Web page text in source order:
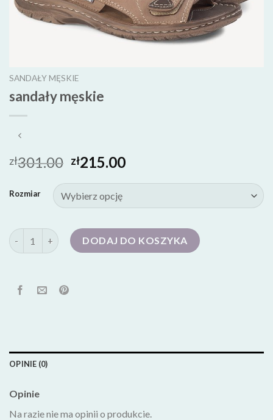
SANDAŁY MĘSKIE
sandały męskie
zł301.00 zł215.00
Rozmiar
ilość sandały męskieDODAJ DO KOSZYKA
OPINIE (0)
Opinie
Na razie nie ma opinii o produkcie.